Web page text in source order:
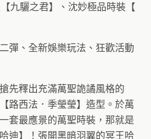
九驪之君】、沈妙極品時裝【
彈、全新娛樂玩法、狂歡活動
先釋出充滿萬聖詭譎風格的
路西法．季瑩瑩】造型。於萬
套最應景的萬聖時裝，那就是
迪】！張開黑暗羽翼的冥王哈